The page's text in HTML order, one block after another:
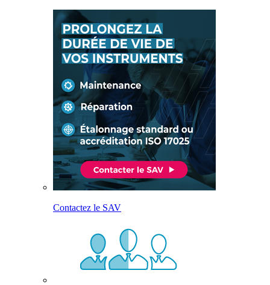
Contactez le SAV